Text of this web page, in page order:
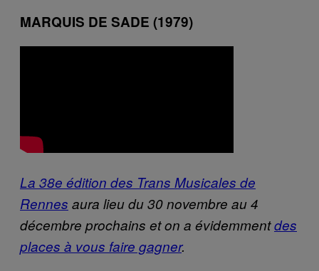
MARQUIS DE SADE (1979)
La 38e édition des Trans Musicales de
Rennes aura lieu du 30 novembre au 4
décembre prochains et on a évidemmentdes
places à vous faire gagner.